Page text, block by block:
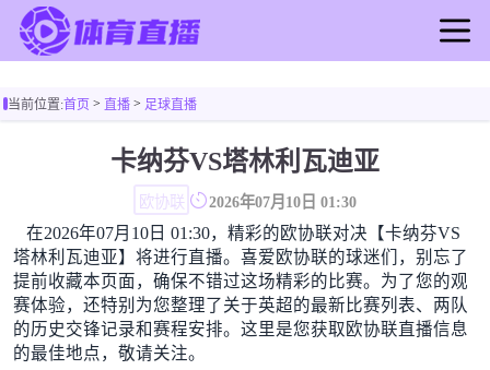
足球直播
足球新闻
篮球新闻
当前位置:首页> 直播> 足球直播
卡纳芬VS塔林利瓦迪亚
欧协联 2026年07月10日 01:30
在2026年07月10日 01:30，精彩的欧协联对决【卡纳芬VS
塔林利瓦迪亚】将进行直播。喜爱欧协联的球迷们，别忘了
提前收藏本页面，确保不错过这场精彩的比赛。为了您的观
赛体验，还特别为您整理了关于英超的最新比赛列表、两队
的历史交锋记录和赛程安排。这里是您获取欧协联直播信息
的最佳地点，敬请关注。